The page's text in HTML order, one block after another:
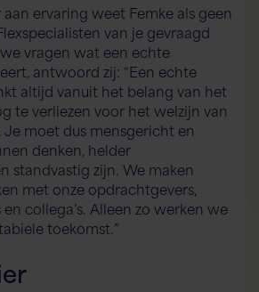
ervaring weet Femke als geen
van je gevraagd
vragen wat een echte
antwoord zij: “Een echte
altijd vanuit het belang van het
te verliezen voor het welzijn van
moet dus mensgericht en
denken, helder
standvastig zijn. We maken
met onze opdrachtgevers,
collega’s. Alleen zo werken we
toekomst.”